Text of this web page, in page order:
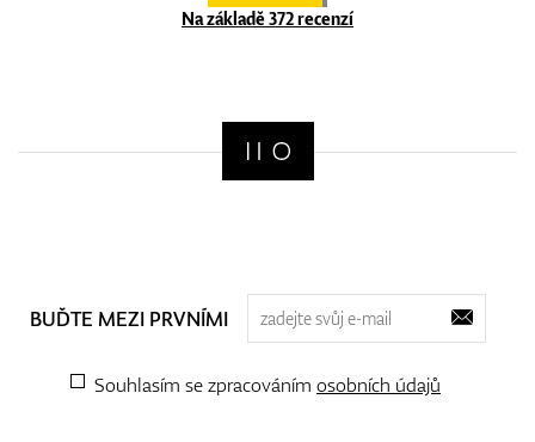
Na základě 372 recenzí
BUĎTE MEZI PRVNÍMI
Souhlasím se zpracováním osobních údajů